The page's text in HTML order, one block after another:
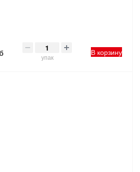
упак
В корзину